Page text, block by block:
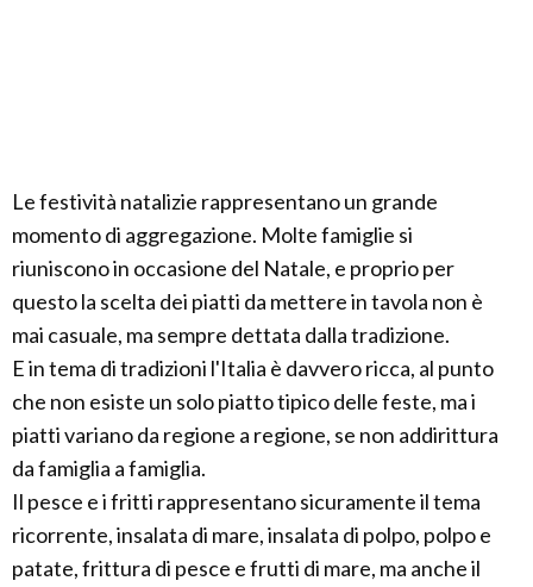
Le festività natalizie rappresentano un grande
momento di aggregazione. Molte famiglie si
riuniscono in occasione del Natale, e proprio per
questo la scelta dei piatti da mettere in tavola non è
mai casuale, ma sempre dettata dalla tradizione.
E in tema di tradizioni l'Italia è davvero ricca, al punto
che non esiste un solo piatto tipico delle feste, ma i
piatti variano da regione a regione, se non addirittura
da famiglia a famiglia.
Il pesce e i fritti rappresentano sicuramente il tema
ricorrente, insalata di mare, insalata di polpo, polpo e
patate, frittura di pesce e frutti di mare, ma anche il